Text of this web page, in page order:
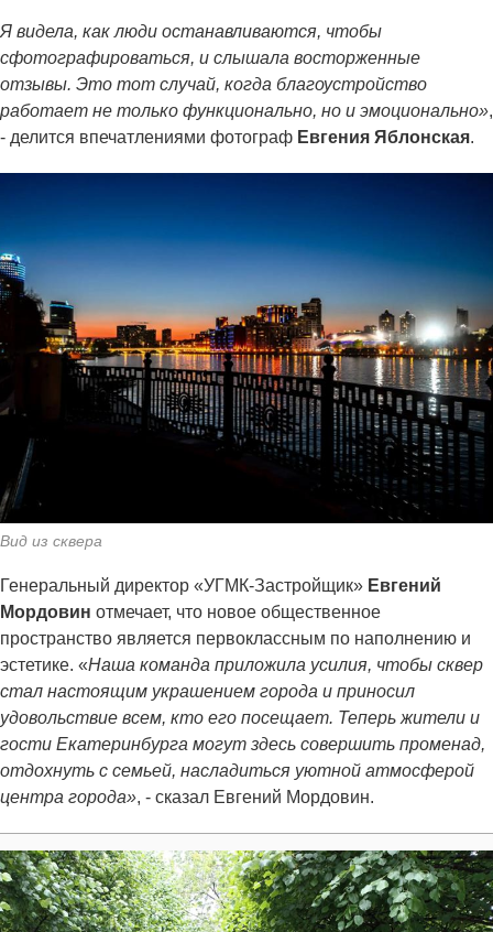
Я видела, как люди останавливаются, чтобы
сфотографироваться, и слышала восторженные
отзывы. Это тот случай, когда благоустройство
работает не только функционально, но и эмоционально»,
- делится впечатлениями фотограф Евгения Яблонская.
Вид из сквера
Генеральный директор «УГМК-Застройщик» Евгений
Мордовин отмечает, что новое общественное
пространство является первоклассным по наполнению и
эстетике. «Наша команда приложила усилия, чтобы сквер
стал настоящим украшением города и приносил
удовольствие всем, кто его посещает. Теперь жители и
гости Екатеринбурга могут здесь совершить променад,
отдохнуть с семьей, насладиться уютной атмосферой
центра города», - сказал Евгений Мордовин.